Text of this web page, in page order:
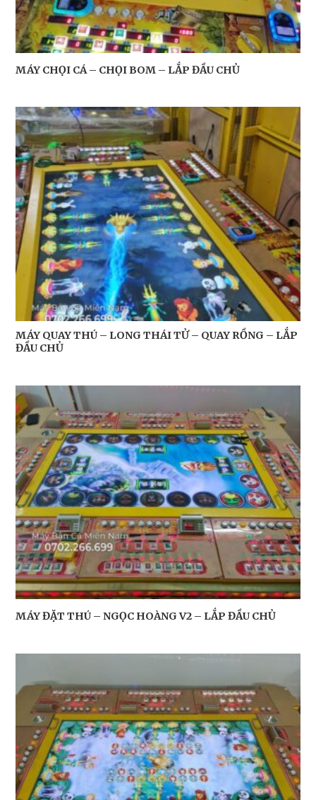
MÁY CHỌI CÁ – CHỌI BOM – LẮP ĐẦU CHỦ
MÁY QUAY THÚ – LONG THÁI TỬ – QUAY RỒNG – LẮP
ĐẦU CHỦ
MÁY ĐẶT THÚ – NGỌC HOÀNG V2 – LẮP ĐẦU CHỦ